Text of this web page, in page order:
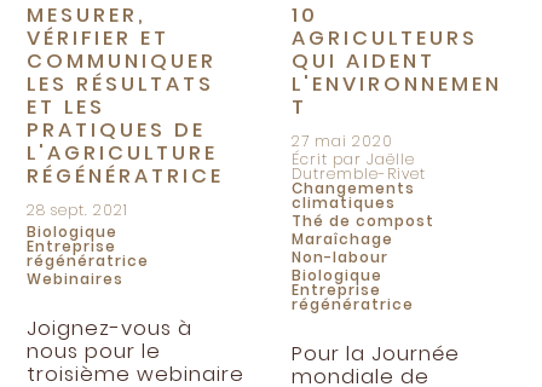
MESURER,
VÉRIFIER ET
COMMUNIQUER
LES RÉSULTATS
ET LES
PRATIQUES DE
L'AGRICULTURE
RÉGÉNÉRATRICE
28 sept. 2021
Biologique
Entreprise
régénératrice
Webinaires
Joignez-vous à
nous pour le
troisième webinaire
10
AGRICULTEURS
QUI AIDENT
L'ENVIRONNEMEN
T
27 mai 2020
Écrit par Jaëlle
Dutremble-Rivet
Changements
climatiques
Thé de compost
Maraîchage
Non-labour
Biologique
Entreprise
régénératrice
Pour la Journée
mondiale de